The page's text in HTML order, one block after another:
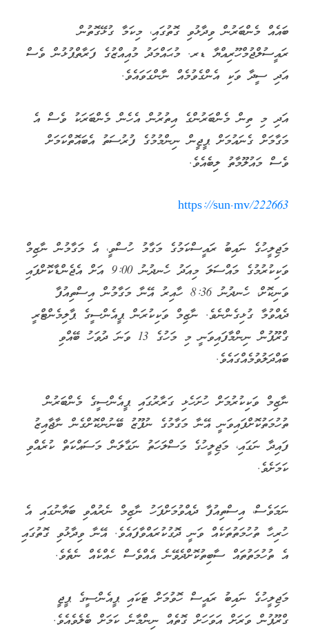
ބައެއް މެންބަރުން ވިދާޅުވި ގޮތުގައި، މިކަމާ ގުޅޭގޮތުން
ރައީސުލްޖުމްހޫރިއްޔާ ޑރ. މުޙައްމަދު މުއިއްޒުގެ ފަރާތްޕުޅުން ވެސް
އަދި ސީދާ ވަކި އެންގެވުމެއް ނާންގަވައެވެ.
އަދި މި ތިން މެންބަރުންގެ އިތުރުން އެހެން މެންބަރަކު ވެސް އެ
މަގާމަށް ގެނައުމަށް ޕީޖީން ނިންމުމުގެ ފުރުސަތު އެބައޮތްކަމަށް
ވެސް މައުލޫމާތު ލިބެއެވެ.
https://sun.mv/222663
މަޖިލީހުގެ ނައިބު ރައީސްކަމުގެ މަގާމު ހުސްވީ، އެ މަގާމުން ނާޒިމް
ވަކިކުރުމުގެ މައްސަލަ މިއަދު ހެނދުނު 9:00 އަށް އެޖެންޑާކޮށްފައި
ވަނިކޮށް، ހެނދުނު 8:36 ހާއިރު އޭނާ މަގާމުން އިސްތިއުފާ
ދެއްވުމާ ގުޅިގެންނެވެ. ނާޒިމް ވަކިކުރަން ޕީއެންސީގެ ޕާލިމެންޓްރީ
ގްރޫޕުން ނިންމާފައިވަނީ މި މަހުގެ 13 ވަނަ ދުވަހު ބޭއްވި
ބައްދަލުވުމެއްގައެވެ.
ނާޒިމް ވަކިކުރުމަށް ހުށަހެޅި ގަރާރުގައި ޕީއެންސީގެ މެންބަރުން
ތުހުމަތުކޮށްފައިވަނީ އޭނާ މަގާމުގެ ނުފޫޒު ބޭނުންކޮށްގެން ނާޖާއިޒު
ފައިދާ ނަގައި، މަޖިލީހުގެ މަސްލަހަތު ނަގާލަން މަސައްކަތް ކުރެއްވި
ކަމަށެވެ.
ނަމަވެސް، އިސްތިއުފާ ދެއްވުމަށްފަހު ނާޒިމް ނެރުއްވި ބަޔާނުގައި އެ
ހުރިހާ ތުހުމަތުތަކެއް ވަނީ ދޮގުކުރައްވާފައެވެ. އޭނާ ވިދާޅުވި ގޮތުގައި
އެ ތުހުމަތުތައް ސާބިތުކޮށްދެވޭނެ އެއްވެސް ހެއްކެއް ނެތެވެ.
މަޖިލީހުގެ ނައިބު ރައީސް ހޮވުމަށް ޓަކައި ޕީއެންސީގެ ޕީޖީ
ގްރޫޕުން ވަރަށް އަވަހަށް ގޮތެއް ނިންމާނެ ކަމަށް ބެލެވެއެވެ.